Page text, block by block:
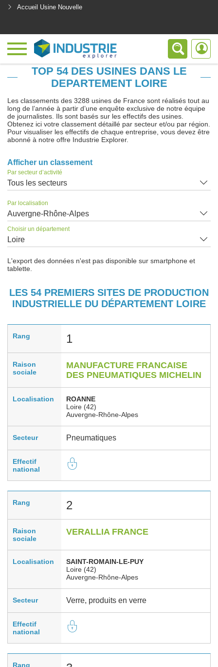
Accueil Usine Nouvelle
TOP 54 DES USINES DANS LE
DEPARTEMENT LOIRE
Les classements des 3288 usines de France sont réalisés tout au
long de l’année à partir d’une enquête exclusive de notre équipe
de journalistes. Ils sont basés sur les effectifs des usines.
Obtenez ici votre classement détaillé par secteur et/ou par région.
Pour visualiser les effectifs de chaque entreprise, vous devez être
abonné à notre offre Industrie Explorer.
Afficher un classement
Par secteur d’activité
Tous les secteurs
Par localisation
Auvergne-Rhône-Alpes
Choisir un département
Loire
L'export des données n'est pas disponible sur smartphone et
tablette.
LES 54 PREMIERS SITES DE PRODUCTION
INDUSTRIELLE DU DÉPARTEMENT LOIRE
Rang 1
Raison
sociale
MANUFACTURE FRANCAISE
DES PNEUMATIQUES MICHELIN
Localisation
ROANNE
Loire (42)
Auvergne-Rhône-Alpes
Secteur Pneumatiques
Effectif
national
Rang 2
Raison
sociale
VERALLIA FRANCE
Localisation
SAINT-ROMAIN-LE-PUY
Loire (42)
Auvergne-Rhône-Alpes
Secteur Verre, produits en verre
Effectif
national
Rang